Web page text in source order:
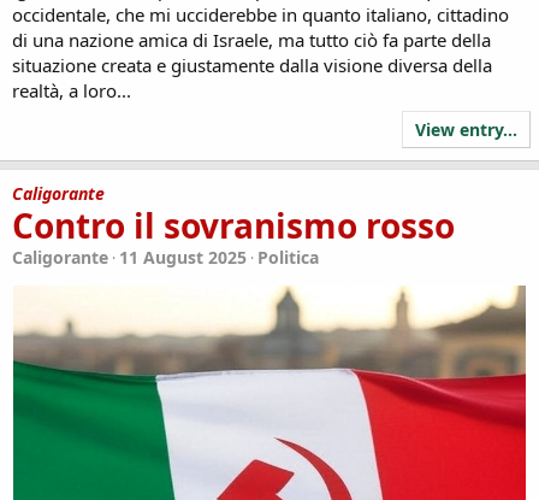
occidentale, che mi ucciderebbe in quanto italiano, cittadino
di una nazione amica di Israele, ma tutto ciò fa parte della
situazione creata e giustamente dalla visione diversa della
realtà, a loro...
View entry...
Caligorante
Contro il sovranismo rosso
Caligorante 11 August 2025 Politica